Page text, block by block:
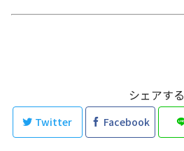
シェアする
Twitter Facebook